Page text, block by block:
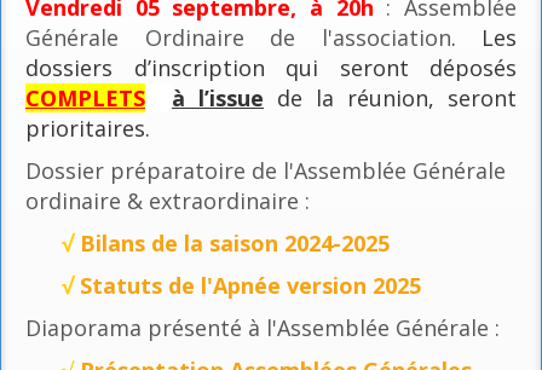
Vendredi 05 septembre, à 20h : Assemblée
Générale Ordinaire de l'association. Les
dossiers d’inscription qui seront déposés
COMPLETS
à l’issue de la réunion, seront
prioritaires.
Dossier préparatoire de l'Assemblée Générale
ordinaire & extraordinaire :
√ Bilans de la saison 2024-2025
√ Statuts de l'Apnée version 2025
Diaporama présenté à l'Assemblée Générale :